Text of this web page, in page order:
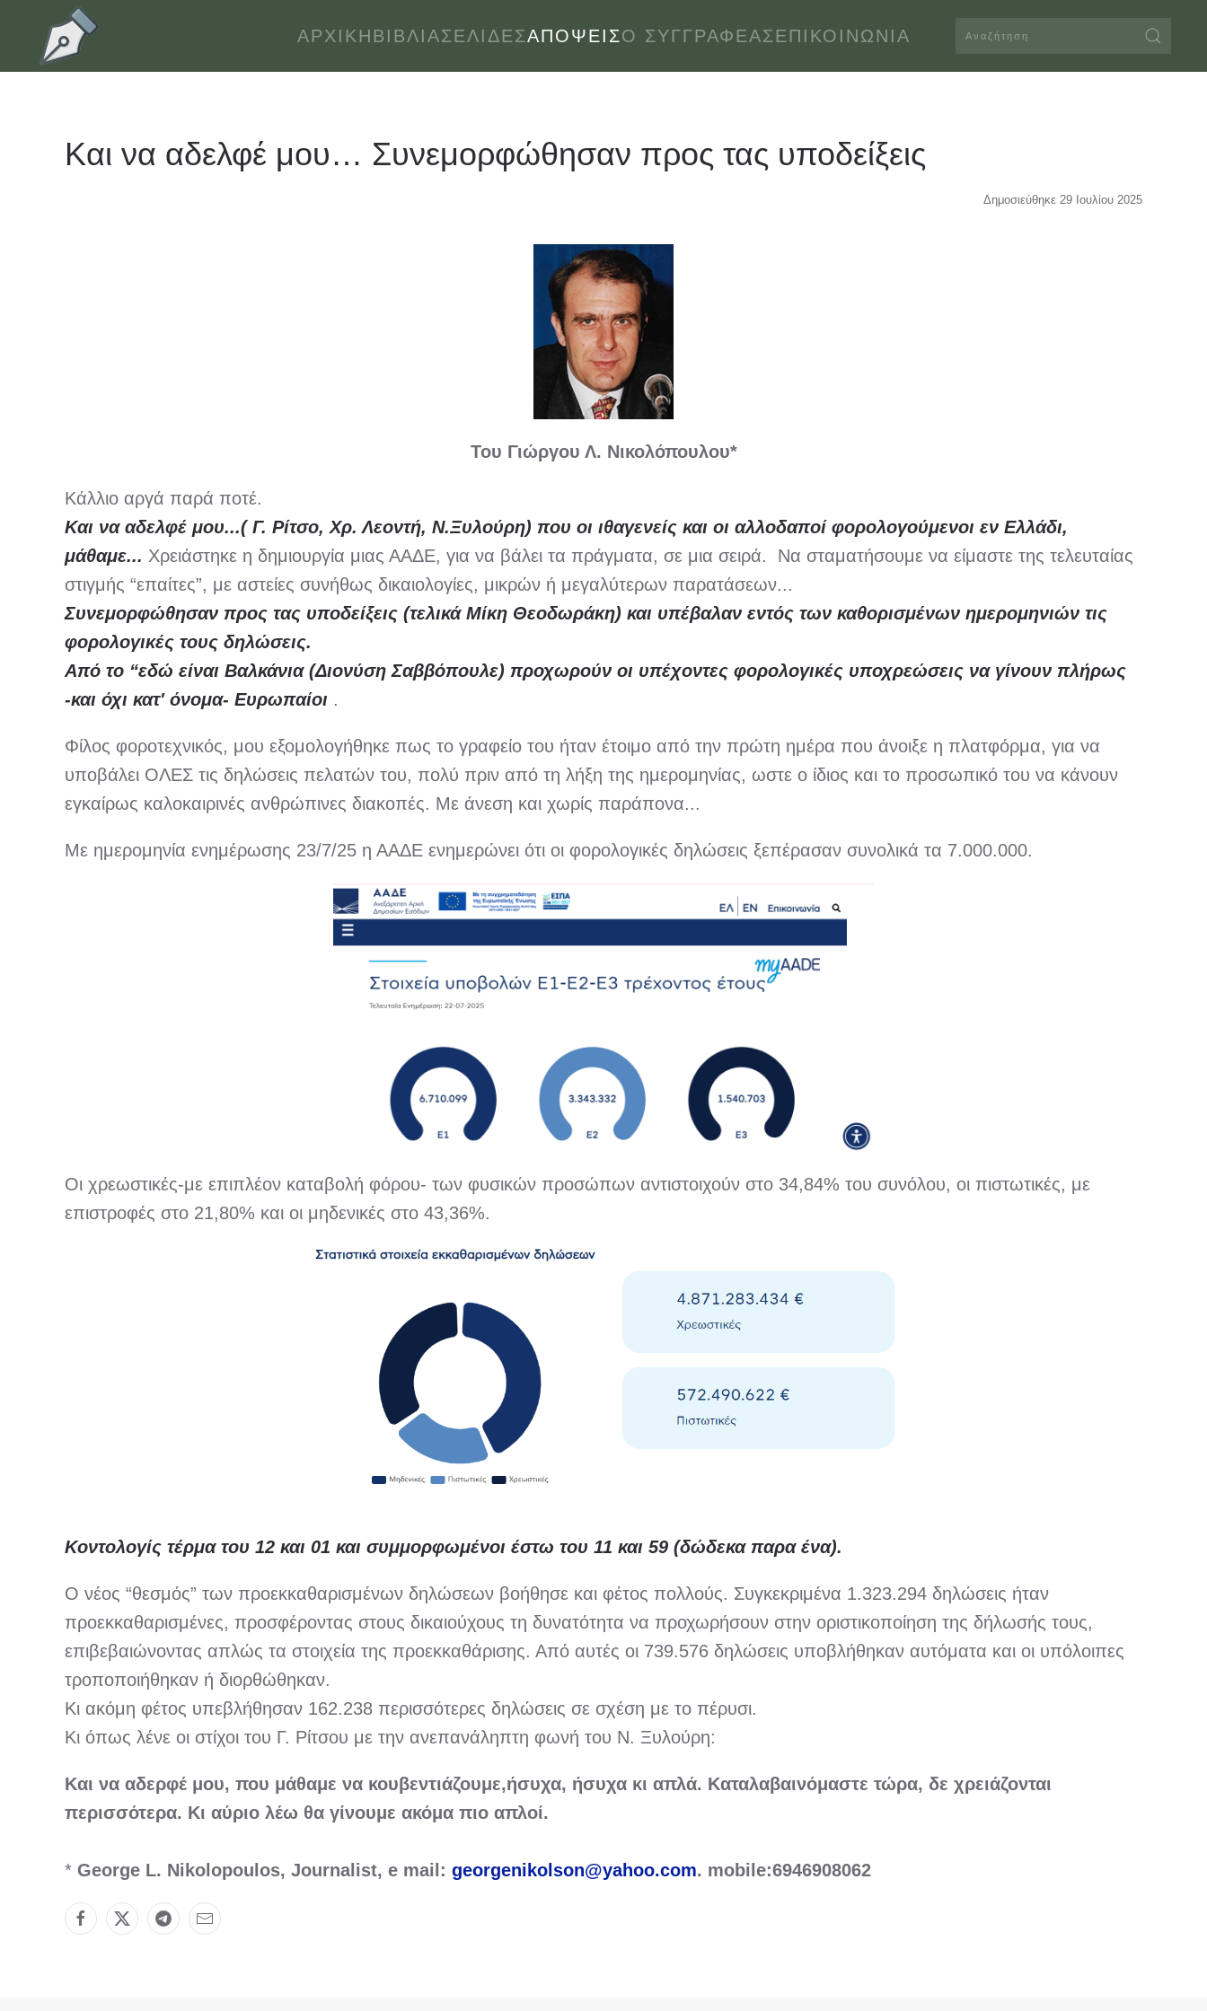
Skip to main content ΑΡΧΙΚΉΒΙΒΛΊΑΣΕΛΊΔΕΣΑΠΌΨΕΙΣΟ ΣΥΓΓΡΑΦΈΑΣΕΠΙΚΟΙΝΩΝΊΑ
Και να αδελφέ μου… Συνεμορφώθησαν προς τας υποδείξεις
Δημοσιεύθηκε 29 Ιουλίου 2025
Του Γιώργου Λ. Νικολόπουλου*
Κάλλιο αργά παρά ποτέ.
Και να αδελφέ μου...( Γ. Ρίτσο, Χρ. Λεοντή, Ν.Ξυλούρη) που οι ιθαγενείς και οι αλλοδαποί φορολογούμενοι εν Ελλάδι,
μάθαμε... Χρειάστηκε η δημιουργία μιας ΑΑΔΕ, για να βάλει τα πράγματα, σε μια σειρά. Να σταματήσουμε να είμαστε της τελευταίας
στιγμής “επαίτες”, με αστείες συνήθως δικαιολογίες, μικρών ή μεγαλύτερων παρατάσεων...
Συνεμορφώθησαν προς τας υποδείξεις (τελικά Μίκη Θεοδωράκη) και υπέβαλαν εντός των καθορισμένων ημερομηνιών τις
φορολογικές τους δηλώσεις.
Από το “εδώ είναι Βαλκάνια (Διονύση Σαββόπουλε) προχωρούν οι υπέχοντες φορολογικές υποχρεώσεις να γίνουν πλήρως
-και όχι κατ' όνομα- Ευρωπαίοι .
Φίλος φοροτεχνικός, μου εξομολογήθηκε πως το γραφείο του ήταν έτοιμο από την πρώτη ημέρα που άνοιξε η πλατφόρμα, για να
υποβάλει ΟΛΕΣ τις δηλώσεις πελατών του, πολύ πριν από τη λήξη της ημερομηνίας, ωστε ο ίδιος και το προσωπικό του να κάνουν
εγκαίρως καλοκαιρινές ανθρώπινες διακοπές. Με άνεση και χωρίς παράπονα...
Με ημερομηνία ενημέρωσης 23/7/25 η ΑΑΔΕ ενημερώνει ότι οι φορολογικές δηλώσεις ξεπέρασαν συνολικά τα 7.000.000.
Οι χρεωστικές-με επιπλέον καταβολή φόρου- των φυσικών προσώπων αντιστοιχούν στο 34,84% του συνόλου, οι πιστωτικές, με
επιστροφές στο 21,80% και οι μηδενικές στο 43,36%.
Κοντολογίς τέρμα του 12 και 01 και συμμορφωμένοι έστω του 11 και 59 (δώδεκα παρα ένα).
Ο νέος “θεσμός” των προεκκαθαρισμένων δηλώσεων βοήθησε και φέτος πολλούς. Συγκεκριμένα 1.323.294 δηλώσεις ήταν
προεκκαθαρισμένες, προσφέροντας στους δικαιούχους τη δυνατότητα να προχωρήσουν στην οριστικοποίηση της δήλωσής τους,
επιβεβαιώνοντας απλώς τα στοιχεία της προεκκαθάρισης. Από αυτές οι 739.576 δηλώσεις υποβλήθηκαν αυτόματα και οι υπόλοιπες
τροποποιήθηκαν ή διορθώθηκαν.
Κι ακόμη φέτος υπεβλήθησαν 162.238 περισσότερες δηλώσεις σε σχέση με το πέρυσι.
Κι όπως λένε οι στίχοι του Γ. Ρίτσου με την ανεπανάληπτη φωνή του Ν. Ξυλούρη:
Και να αδερφέ μου, που μάθαμε να κουβεντιάζουμε,ήσυχα, ήσυχα κι απλά. Καταλαβαινόμαστε τώρα, δε χρειάζονται
περισσότερα. Κι αύριο λέω θα γίνουμε ακόμα πιο απλοί.
* George L. Nikolopoulos, Journalist, e mail: georgenikolson@yahoo.com. mobile:6946908062